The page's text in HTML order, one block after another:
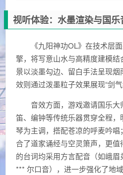
视听体验：水墨渲染与国
《九阳神功OL》在技术层
擎，将写意山水与高精度建模
景以淡墨勾边、留白手法呈现
效则通过泼墨粒子效果展现“剑
音效方面，游戏邀请国乐
笛、编钟等传统乐器贯穿全程
琴为主调，搭配苍凉的呼麦吟
合了道家诵经与空灵箫声，更
的台词均采用方言配音（如峨
*** 尔口音），进一步强化了地